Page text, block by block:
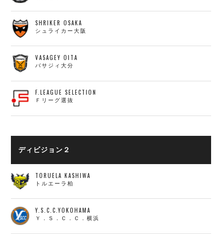
SHRIKER OSAKA
シュライカー大阪
VASAGEY OITA
バサジィ大分
F.LEAGUE SELECTION
Ｆリーグ選抜
ディビジョン２
TORUELA KASHIWA
トルエーラ柏
Y.S.C.C.YOKOHAMA
Ｙ．Ｓ．Ｃ．Ｃ．横浜